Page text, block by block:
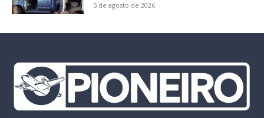
5 de agosto de 2026